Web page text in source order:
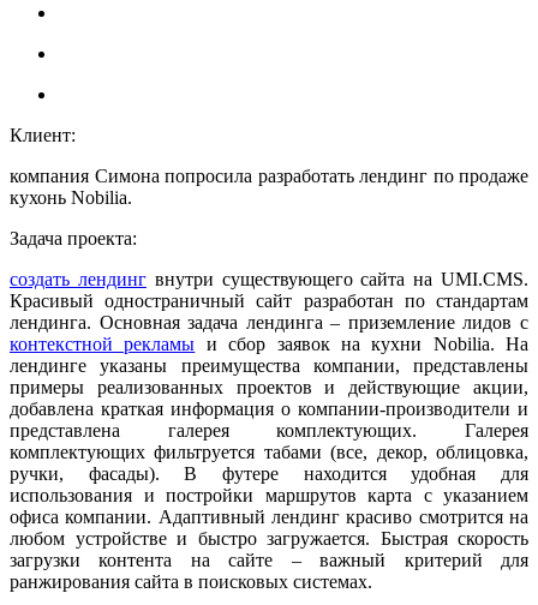
Клиент:
компания Симона попросила разработать лендинг по продаже
кухонь Nobilia.
Задача проекта:
создать лендингвнутри существующего сайта на UMI.CMS.
Красивый одностраничный сайт разработан по стандартам
лендинга. Основная задача лендинга – приземление лидов с
контекстной рекламы и сбор заявок на кухни Nobilia. На
лендинге указаны преимущества компании, представлены
примеры реализованных проектов и действующие акции,
добавлена краткая информация о компании-производители и
представлена галерея комплектующих. Галерея
комплектующих фильтруется табами (все, декор, облицовка,
ручки, фасады). В футере находится удобная для
использования и постройки маршрутов карта с указанием
офиса компании. Адаптивный лендинг красиво смотрится на
любом устройстве и быстро загружается. Быстрая скорость
загрузки контента на сайте – важный критерий для
ранжирования сайта в поисковых системах.